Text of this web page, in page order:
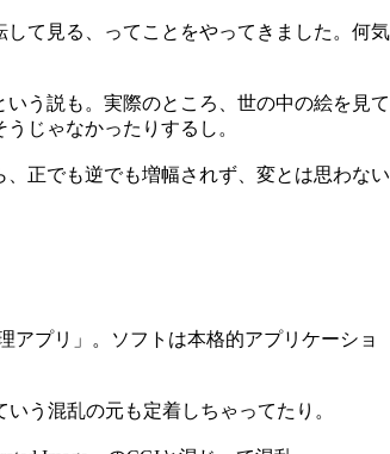
て見る、ってことをやってきました。何気
う説も。実際のところ、世の中の絵を見て
じゃなかったりするし。
正でも逆でも増幅されず、変とは思わない
アプリ」。ソフトは本格的アプリケーショ
う混乱の元も定着しちゃってたり。